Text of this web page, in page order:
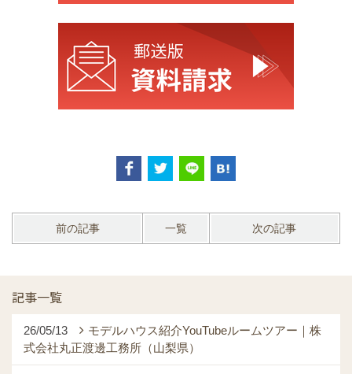
前の記事 一覧 次の記事
記事一覧
26/05/13
モデルハウス紹介YouTubeルームツアー｜株
式会社丸正渡邊工務所（山梨県）